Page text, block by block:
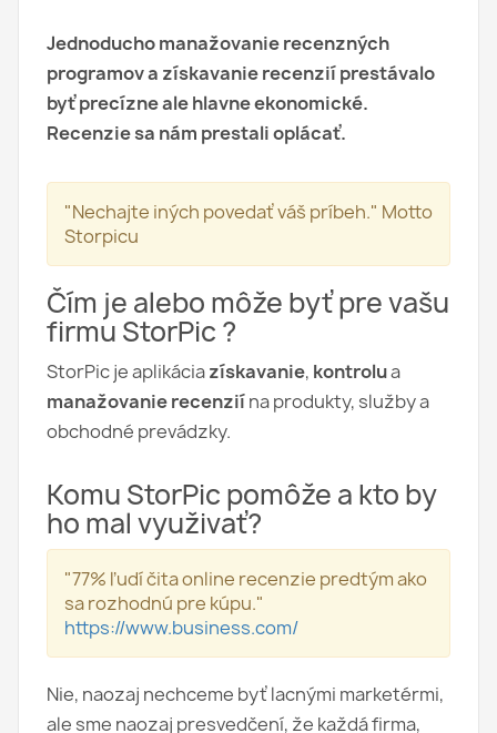
Jednoducho manažovanie recenzných
programov a získavanie recenzií prestávalo
byť precízne ale hlavne ekonomické.
Recenzie sa nám prestali oplácať.
"Nechajte iných povedať váš príbeh." Motto
Storpicu
Čím je alebo môže byť pre vašu
firmu StorPic ?
StorPic je aplikáciazískavanie, kontrolua
manažovanie recenziína produkty, služby a
obchodné prevádzky.
Komu StorPic pomôže a kto by
ho mal využivať?
"77% ľudí čita online recenzie predtým ako
sa rozhodnú pre kúpu."
https://www.business.com/
Nie, naozaj nechceme byť lacnými marketérmi,
ale sme naozaj presvedčení, že každá firma,